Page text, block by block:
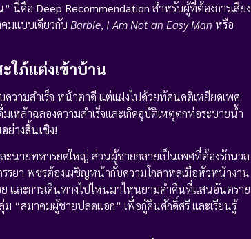
” นี่คือ Deep Recommendation สำหรับผู้ที่ต้องการเสียง
มแบบเดียวกับ Barbie, I Am Not an Easy Man หรือ
ใภ้แต่งเข้าบ้าน
ามสำเร็จ หน้าตาดี แต่แฝงไปด้วยทัศนคติเหยียดเพศ
หล้าฉลองความสำเร็จและเกิดอุบัติเหตุตกท่อระบายน้ำ
ย่างสิ้นเชิง!
นายทหารยศใหญ่ ส่วนผู้ชายกลายเป็นเพศที่ต้องรักนวล
รยา พชรต้องเผชิญหน้ากับความโกลาหลเมื่อหัวหน้างาน
และการเดินทางไปไหนมาไหนยามค่ำคืนที่แสนอันตราย
“สมาคมผู้ชายปลดแอก” เพื่อกู้คืนศักดิ์ศรี และเรียนรู้